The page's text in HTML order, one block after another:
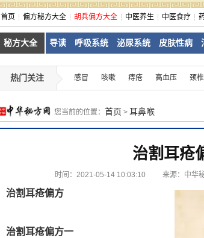
首页 偏方秘方大全 胡兵偏方大全 中医养生 中医食疗
秘方大全 导读 呼吸系统 泌尿系统 皮肤性病
热门关注 感冒 咳嗽 痔疮 高血压 颈
您当前的位置： 首页 > 耳鼻喉
治割耳疮
时间：2021-05-14 10:03:10 来源： 中华
治割耳疮偏方
治割耳疮偏方一